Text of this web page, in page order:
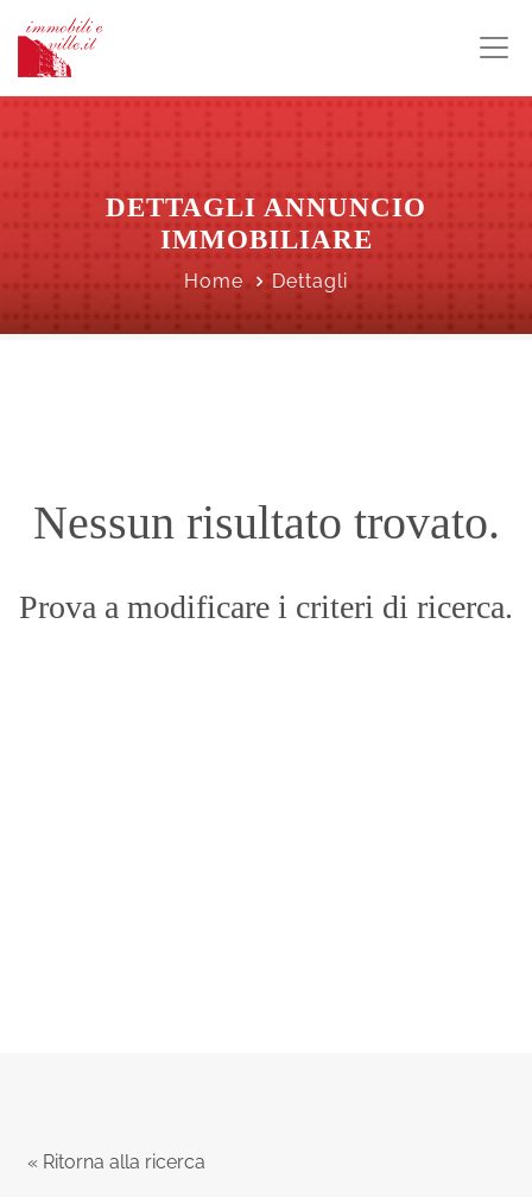
DETTAGLI ANNUNCIO
IMMOBILIARE
Home Dettagli
Nessun risultato trovato.
Prova a modificare i criteri di ricerca.
« Ritorna alla ricerca